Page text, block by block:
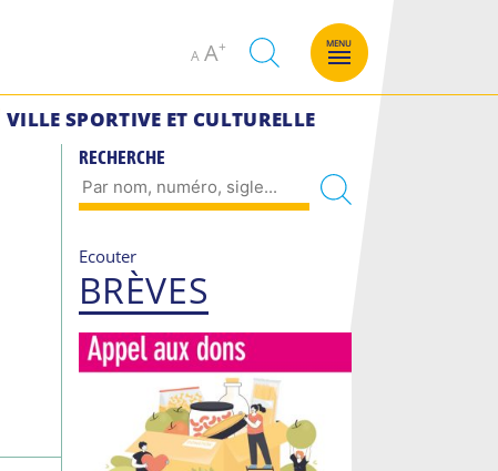
A
Decrease
font
AIncrease
size.
MENU
VILLE SPORTIVE ET CULTURELLE
RECHERCHE
Ecouter
BRÈVES